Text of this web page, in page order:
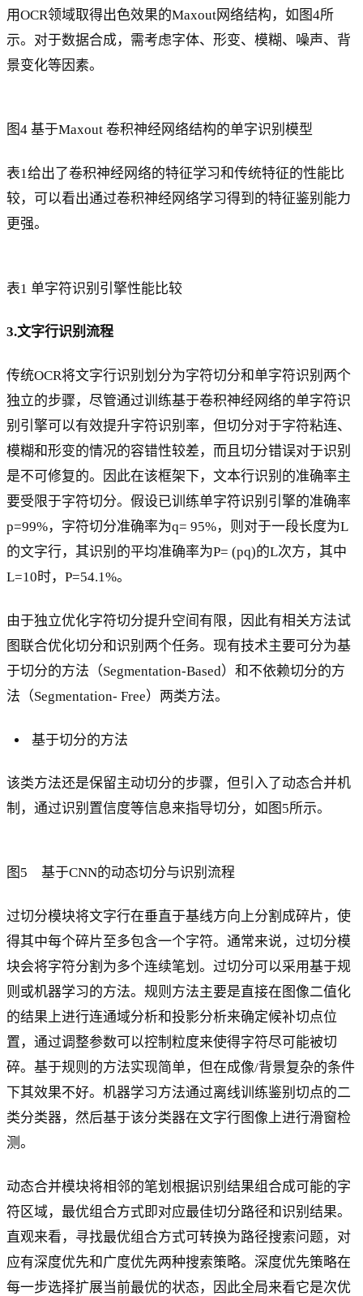
用OCR领域取得出色效果的Maxout网络结构，如图4所
示。对于数据合成，需考虑字体、形变、模糊、噪声、背
景变化等因素。
图4 基于Maxout 卷积神经网络结构的单字识别模型
表1给出了卷积神经网络的特征学习和传统特征的性能比
较，可以看出通过卷积神经网络学习得到的特征鉴别能力
更强。
表1 单字符识别引擎性能比较
3.文字行识别流程
传统OCR将文字行识别划分为字符切分和单字符识别两个
独立的步骤，尽管通过训练基于卷积神经网络的单字符识
别引擎可以有效提升字符识别率，但切分对于字符粘连、
模糊和形变的情况的容错性较差，而且切分错误对于识别
是不可修复的。因此在该框架下，文本行识别的准确率主
要受限于字符切分。假设已训练单字符识别引擎的准确率
p=99%，字符切分准确率为q= 95%，则对于一段长度为L
的文字行，其识别的平均准确率为P= (pq)的L次方，其中
L=10时，P=54.1%。
由于独立优化字符切分提升空间有限，因此有相关方法试
图联合优化切分和识别两个任务。现有技术主要可分为基
于切分的方法（Segmentation-Based）和不依赖切分的方
法（Segmentation- Free）两类方法。
基于切分的方法
该类方法还是保留主动切分的步骤，但引入了动态合并机
制，通过识别置信度等信息来指导切分，如图5所示。
图5 基于CNN的动态切分与识别流程
过切分模块将文字行在垂直于基线方向上分割成碎片，使
得其中每个碎片至多包含一个字符。通常来说，过切分模
块会将字符分割为多个连续笔划。过切分可以采用基于规
则或机器学习的方法。规则方法主要是直接在图像二值化
的结果上进行连通域分析和投影分析来确定候补切点位
置，通过调整参数可以控制粒度来使得字符尽可能被切
碎。基于规则的方法实现简单，但在成像/背景复杂的条件
下其效果不好。机器学习方法通过离线训练鉴别切点的二
类分类器，然后基于该分类器在文字行图像上进行滑窗检
测。
动态合并模块将相邻的笔划根据识别结果组合成可能的字
符区域，最优组合方式即对应最佳切分路径和识别结果。
直观来看，寻找最优组合方式可转换为路径搜索问题，对
应有深度优先和广度优先两种搜索策略。深度优先策略在
每一步选择扩展当前最优的状态，因此全局来看它是次优